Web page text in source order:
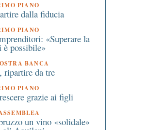
PIANO
dalla fiducia
PIANO
«Superare la
è possibile»
BANCA
ripartire da tre
PIANO
grazie ai figli
un vino «solidale»